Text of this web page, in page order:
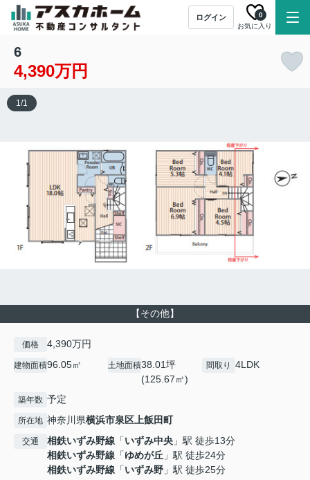
ログイン
お気に入り
0
6
4,390万円
【その他】
1/1
価格 4,390万円
建物面積96.05㎡ 土地面積38.01坪
(125.67㎡)
間取り 4LDK
築年数 予定
所在地 神奈川県横浜市泉区上飯田町
交通 相鉄いずみ野線 「いずみ中央 」駅 徒歩13分
相鉄いずみ野線 「ゆめが丘 」駅 徒歩24分
相鉄いずみ野線 「いずみ野 」駅 徒歩25分